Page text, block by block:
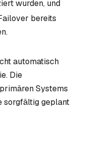
wurden, und
bereits
automatisch
Die
Systems
sorgfältig geplant